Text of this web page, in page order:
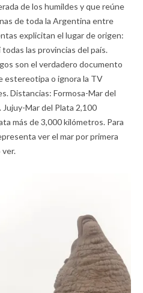
de los humildes y que reúne
de toda la Argentina entre
explicitan el lugar de origen:
todas las provincias del país.
son el verdadero documento
estereotipa o ignora la TV
Distancias: Formosa-Mar del
Mar del Plata 2,100
más de 3,000 kilómetros. Para
ver el mar por primera
ver.